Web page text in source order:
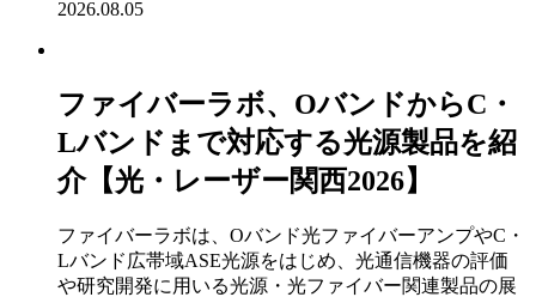
2026.08.05
ファイバーラボ、OバンドからC・
Lバンドまで対応する光源製品を紹
介【光・レーザー関西2026】
ファイバーラボは、Oバンド光ファイバーアンプやC・
Lバンド広帯域ASE光源をはじめ、光通信機器の評価
や研究開発に用いる光源・光ファイバー関連製品の展